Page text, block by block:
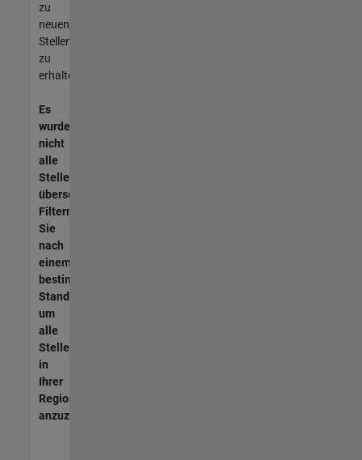
zu
neuen
Stellenangeboten
zu
erhalten.
Es
wurden
nicht
alle
Stellen
übersetzt.
Filtern
Sie
nach
einem
bestimmten
Standort,
um
alle
Stellenangebote
in
Ihrer
Region
anzuzeigen.